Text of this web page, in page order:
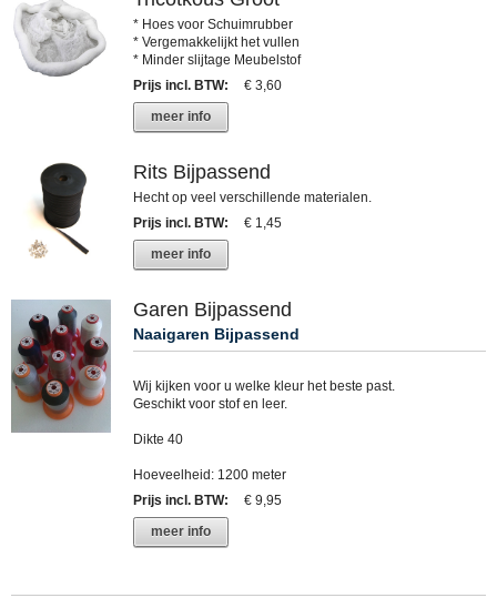
* Hoes voor Schuimrubber
* Vergemakkelijkt het vullen
* Minder slijtage Meubelstof
Prijs incl. BTW:
€ 3,60
meer info
Rits Bijpassend
Hecht op veel verschillende materialen.
Prijs incl. BTW:
€ 1,45
meer info
Garen Bijpassend
Naaigaren Bijpassend
Wij kijken voor u welke kleur het beste past.
Geschikt voor stof en leer.
Dikte 40
Hoeveelheid: 1200 meter
Prijs incl. BTW:
€ 9,95
meer info